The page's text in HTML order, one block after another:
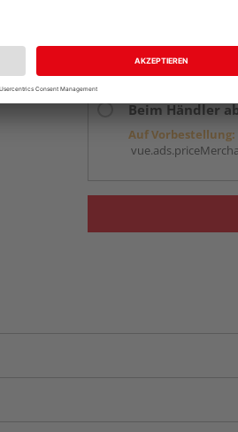
Auf Vorbestellung:
Beim Händler
Auf Vorbestellung: